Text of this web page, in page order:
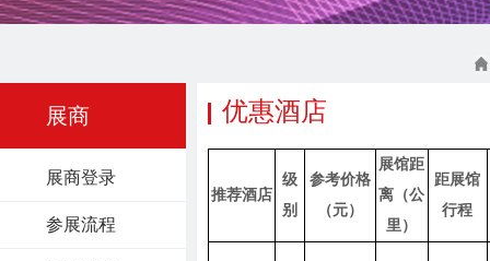
展商
展商登录
参展流程
优惠酒店
推荐酒店
级
别
参考价格
（元）
展馆距
离（公
里）
距展馆
行程